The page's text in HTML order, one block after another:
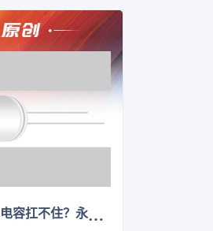
引擎舱105℃电容扛不住？永铭LKL(R) 135℃车规铝电解电容，破解冷却风扇高温振动失效难题